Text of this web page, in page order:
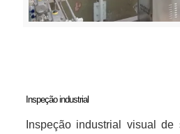
Inspeção industrial
Inspeção industrial visual de